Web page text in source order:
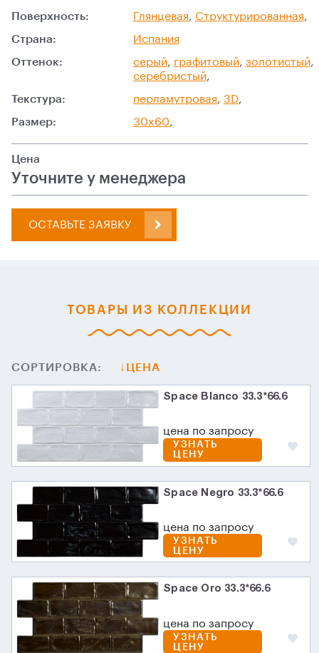
Поверхность:
Глянцевая, Структурированная,
Страна:
Испания
Оттенок:
серый, графитовый, золотистый,
серебристый,
Текстура:
перламутровая, 3D,
Размер:
30x60,
Цена
Уточните у менеджера
ОСТАВЬТЕ ЗАЯВКУ
ТОВАРЫ ИЗ КОЛЛЕКЦИИ
СОРТИРОВКА: ЦЕНА
Space Blanco 33.3*66.6
цена по запросу
УЗНАТЬ
ЦЕНУ
Space Negro 33.3*66.6
цена по запросу
УЗНАТЬ
ЦЕНУ
Space Oro 33.3*66.6
цена по запросу
УЗНАТЬ
ЦЕНУ